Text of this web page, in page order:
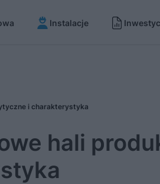
Instalacje
i charakterystyka
hali